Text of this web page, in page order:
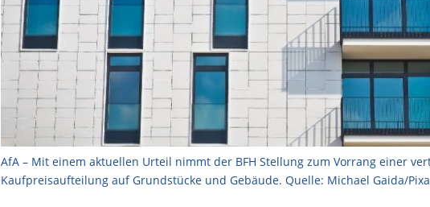
AfA – Mit einem aktuellen Urteil nimmt der BFH Stellung zum Vorrang einer
Kaufpreisaufteilung auf Grundstücke und Gebäude. Quelle: Michael Gaida/